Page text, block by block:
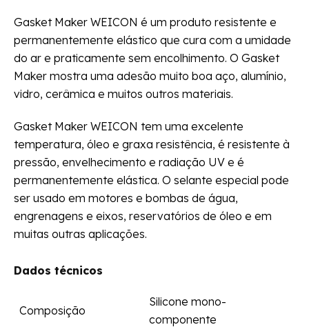
Gasket Maker WEICON é um produto resistente e
permanentemente elástico que cura com a umidade
do ar e praticamente sem encolhimento. O Gasket
Maker mostra uma adesão muito boa aço, alumínio,
vidro, cerâmica e muitos outros materiais.
Gasket Maker WEICON tem uma excelente
temperatura, óleo e graxa resistência, é resistente à
pressão, envelhecimento e radiação UV e é
permanentemente elástica. O selante especial pode
ser usado em motores e bombas de água,
engrenagens e eixos, reservatórios de óleo e em
muitas outras aplicações.
Dados técnicos
Composição
Silicone mono-
componente